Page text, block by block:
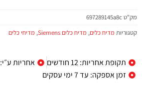
מק"ט697289145a8c
קטגוריות מדיח כלים, מדיח כלים Siemens , מדיחי כלים
תקופת אחריות: 12 חודשים
אחריות ע״י: B/S/H
זמן אספקה: עד 7 ימי עסקים